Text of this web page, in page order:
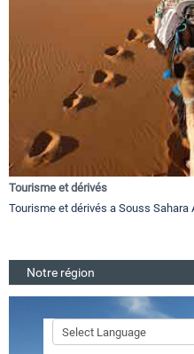
Tourisme et dérivés
Tourisme et dérivés a Souss
Notre région